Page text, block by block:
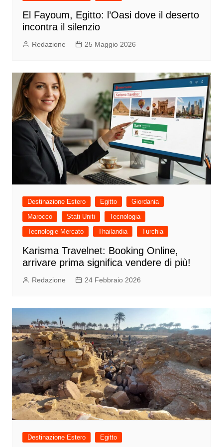
El Fayoum, Egitto: l’Oasi dove il deserto
incontra il silenzio
Redazione 25 Maggio 2026
Destinazione Estero Egitto
Giordania
Marocco
Stati Uniti
Tecnologia
Tecnologie Mercato
Thailandia Turchia
Karisma Travelnet: Booking Online,
arrivare prima significa vendere di più!
Redazione 24 Febbraio 2026
Destinazione Estero Egitto